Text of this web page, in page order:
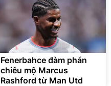
Fenerbahce đàm phán
chiêu mộ Marcus
Rashford từ Man Utd